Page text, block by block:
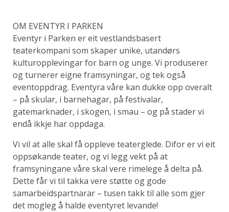
OM EVENTYR I PARKEN
Eventyr i Parken er eit vestlandsbasert
teaterkompani som skaper unike, utandørs
kulturopplevingar for barn og unge. Vi produserer
og turnerer eigne framsyningar, og tek også
eventoppdrag. Eventyra våre kan dukke opp overalt
– på skular, i barnehagar, på festivalar,
gatemarknader, i skogen, i smau – og på stader vi
endå ikkje har oppdaga.
Vi vil at alle skal få oppleve teaterglede. Difor er vi eit
oppsøkande teater, og vi legg vekt på at
framsyningane våre skal vere rimelege å delta på.
Dette får vi til takka vere støtte og gode
samarbeidspartnarar – tusen takk til alle som gjer
det mogleg å halde eventyret levande!